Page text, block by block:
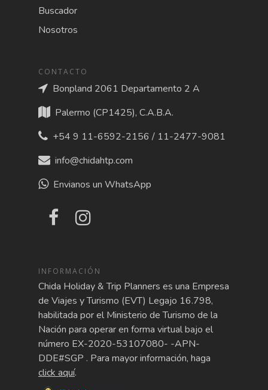
Buscador
Nosotros
CONTACTO
Bonpland 2061 Departamento 2 A
Palermo (CP1425), C.A.B.A.
+54 9 11-6592-2156 / 11-2477-9081
info@chidahtp.com
Envianos un WhatsApp
INFORMACIÓN
Chida Holiday & Trip Planners es una Empresa
de Viajes y Turismo (EVT) Legajo 16.798,
habilitada por el Ministerio de Turismo de la
Nación para operar en forma virtual bajo el
número EX-2020-53107080- -APN-
DDE#SGP . Para mayor información, haga
click aquí.